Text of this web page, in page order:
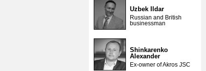
Uzbek Ildar
Russian and British
businessman
Shinkarenko
Alexander
Ex-owner of Akros JSC